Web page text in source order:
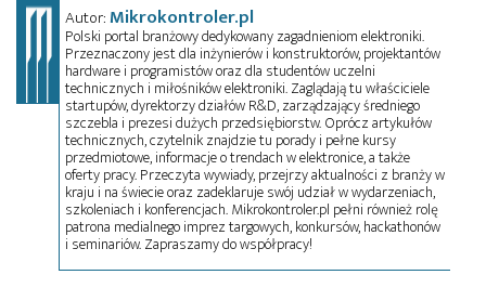
Autor:Mikrokontroler.pl
Polski portal branżowy dedykowany zagadnieniom elektroniki.
Przeznaczony jest dla inżynierów i konstruktorów, projektantów
hardware i programistów oraz dla studentów uczelni
technicznych i miłośników elektroniki. Zaglądają tu właściciele
startupów, dyrektorzy działów R&D, zarządzający średniego
szczebla i prezesi dużych przedsiębiorstw. Oprócz artykułów
technicznych, czytelnik znajdzie tu porady i pełne kursy
przedmiotowe, informacje o trendach w elektronice, a także
oferty pracy. Przeczyta wywiady, przejrzy aktualności z branży w
kraju i na świecie oraz zadeklaruje swój udział w wydarzeniach,
szkoleniach i konferencjach. Mikrokontroler.pl pełni również rolę
patrona medialnego imprez targowych, konkursów, hackathonów
i seminariów. Zapraszamy do współpracy!